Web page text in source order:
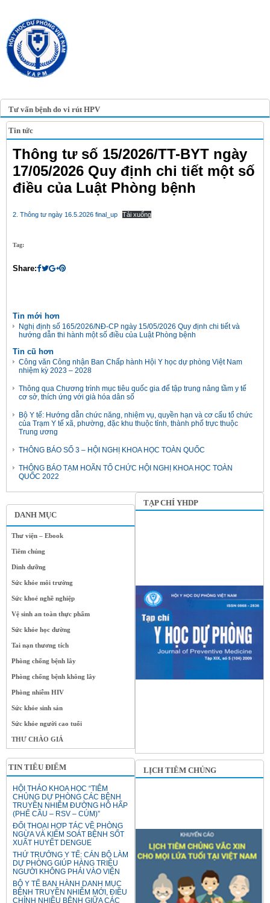
Tư vấn bệnh do vi rút HPV
DANH MỤC
Thư viện – Ebook
Tiêm chủng
Dinh dưỡng
Sức khỏe môi trường
Sức khoẻ nghề nghiệp
Vệ sinh an toàn thực phẩm
Sức khỏe học đường
Tai nạn thương tích
Phòng chống bệnh lây
Phòng chống bệnh không lây
Phòng nhiễm HIV
Sức khỏe sinh sản
Sức khỏe người cao tuổi
THƯ CHÀO GIÁ
TIN TIÊU ĐIỂM
HỘI THẢO KHOA HỌC “TIÊM
CHỦNG DỰ PHÒNG CÁC BỆNH
TRUYỀN NHIỄM ĐƯỜNG HÔ HẤP
(PHẾ CẦU – RSV – CÚM)”
ĐỐI THOẠI HỢP TÁC VỀ PHÒNG
NGỪA VÀ KIỂM SOÁT BỆNH SỐT
XUẤT HUYẾT DENGUE
THỨ TRƯỞNG Y TẾ: CÁN BỘ LÀM
DỰ PHÒNG GIÚP HÀNG TRIỆU
NGƯỜI KHÔNG PHẢI VÀO VIỆN
BỘ Y TẾ BAN HÀNH DANH MỤC
BỆNH TRUYỀN NHIỄM MỚI, ĐIỀU
CHỈNH NHIỀU BỆNH GIỮA CÁC
Tin tức
Thông tư số 15/2026/TT-BYT ngày
17/05/2026 Quy định chi tiết một số
điều của Luật Phòng bệnh
2. Thông tư ngày 16.5.2026 final_up Tải xuống
Tag:
Share:
Tin mới hơn
Nghị định số 165/2026/NĐ-CP ngày 15/05/2026 Quy định chi tiết và
hướng dẫn thi hành một số điều của Luật Phòng bệnh
Tin cũ hơn
Công văn Công nhận Ban Chấp hành Hội Y học dự phòng Việt Nam
nhiệm kỳ 2023 – 2028
Thông qua Chương trình mục tiêu quốc gia để tập trung nâng tầm y tế
cơ sở, thích ứng với già hóa dân số
Bộ Y tế: Hướng dẫn chức năng, nhiệm vụ, quyền hạn và cơ cấu tổ chức
của Trạm Y tế xã, phường, đặc khu thuộc tỉnh, thành phố trực thuộc
Trung ương
THÔNG BÁO SỐ 3 – HỘI NGHỊ KHOA HỌC TOÀN QUỐC
THÔNG BÁO TẠM HOÃN TỔ CHỨC HỘI NGHỊ KHOA HỌC TOÀN
QUỐC 2022
TẠP CHÍ YHDP
LỊCH TIÊM CHỦNG